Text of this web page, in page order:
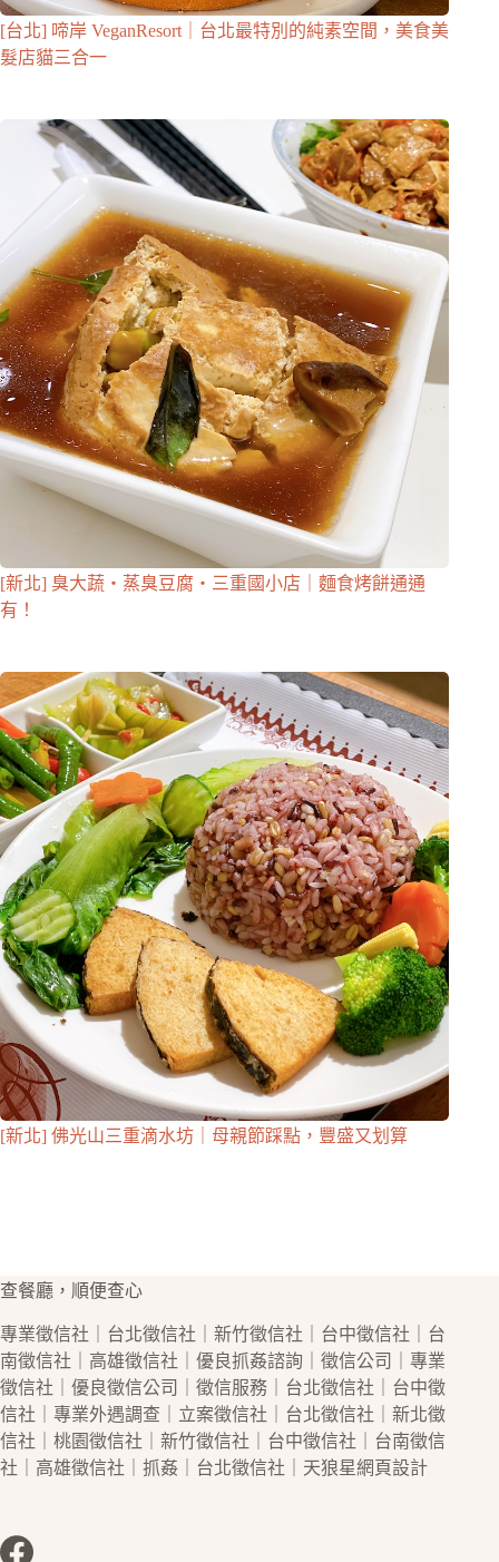
[台北] 啼岸 VeganResort｜台北最特別的純素空間，美食美
髮店貓三合一
[新北] 臭大蔬・蒸臭豆腐・三重國小店｜麵食烤餅通通
有！
[新北] 佛光山三重滴水坊｜母親節踩點，豐盛又划算
查餐廳，順便查心
專業徵信社 台北徵信社 新竹徵信社 台中徵信社
台
南徵信社
高雄徵信社 ｜優良抓姦諮詢｜ 徵信公司
｜專業
徵信社 ｜優良徵信公司 徵信服務｜ 台北徵信社
台中徵
信社 ｜專業外遇調查｜立案徵信社 台北徵信社
新北徵
信社
桃園徵信社 新竹徵信社 台中徵信社
台南徵信
社
高雄徵信社 抓姦 台北徵信社 ｜天狼星網頁設計